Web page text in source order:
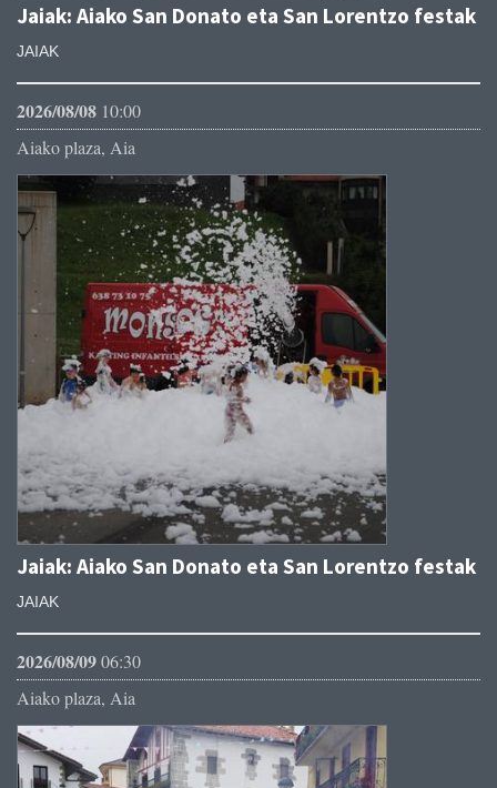
Jaiak: Aiako San Donato eta San Lorentzo festak
JAIAK
2026/08/08 10:00
Aiako plaza, Aia
Jaiak: Aiako San Donato eta San Lorentzo festak
JAIAK
2026/08/0906:30
Aiako plaza, Aia